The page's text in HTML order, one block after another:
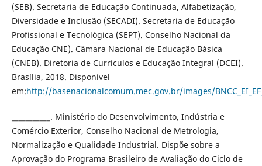
(SEB). Secretaria de Educação Continuada, Alfabetização,
Diversidade e Inclusão (SECADI). Secretaria de Educação
Profissional e Tecnológica (SEPT). Conselho Nacional da
Educação CNE). Câmara Nacional de Educação Básica
(CNEB). Diretoria de Currículos e Educação Integral (DCEI).
Brasília, 2018. Disponível
em:http://basenacionalcomum.mec.gov.br/images/
___________. Ministério do Desenvolvimento, Indústria e
Comércio Exterior, Conselho Nacional de Metrologia,
Normalização e Qualidade Industrial. Dispõe sobre a
Aprovação do Programa Brasileiro de Avaliação do Ciclo de